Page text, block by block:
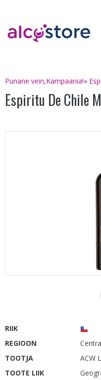
Punane vein,Kampaania!»
Espiritu De Chile
RIIK
REGIOON
TOOTJA
ACW
TOOTE LIIK